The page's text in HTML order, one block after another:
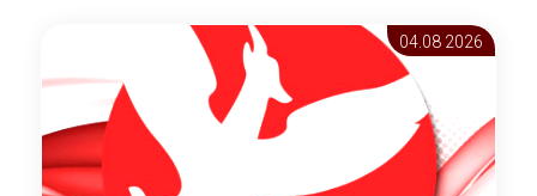
Скопје” број 9/2026), за времетраење од 3
(три) години од денот на потпишувањето на
Договорот за закуп со најповолниот
понудувач.
04.08 2026